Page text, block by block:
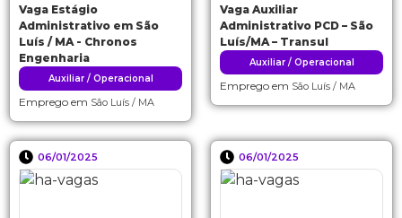
Vaga Estágio
Administrativo em São
Luís / MA - Chronos
Engenharia
Auxiliar / Operacional
Emprego em São Luís / MA
Vaga Auxiliar
Administrativo PCD – São
Luís/MA – Transul
Auxiliar / Operacional
Emprego em São Luís / MA
06/01/2025 06/01/2025